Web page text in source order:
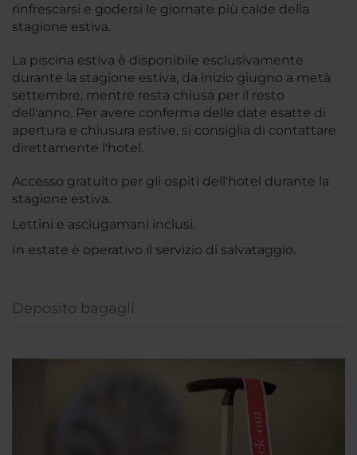
rinfrescarsi e godersi le giornate più calde della
stagione estiva.
La piscina estiva è disponibile esclusivamente
durante la stagione estiva, da inizio giugno a metà
settembre, mentre resta chiusa per il resto
dell'anno. Per avere conferma delle date esatte di
apertura e chiusura estive, si consiglia di contattare
direttamente l'hotel.
Accesso gratuito per gli ospiti dell'hotel durante la
stagione estiva.
Lettini e asciugamani inclusi.
In estate è operativo il servizio di salvataggio.
Deposito bagagli